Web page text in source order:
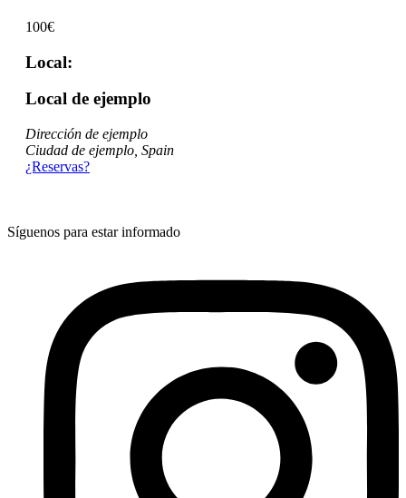
100€
Local:
Local de ejemplo
Dirección de ejemplo
Ciudad de ejemplo Spain
¿Reservas?
Síguenos para estar informado